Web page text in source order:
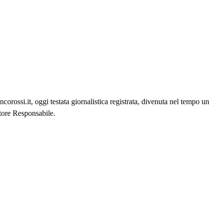
oggi testata giornalistica registrata, divenuta nel tempo un
Responsabile.